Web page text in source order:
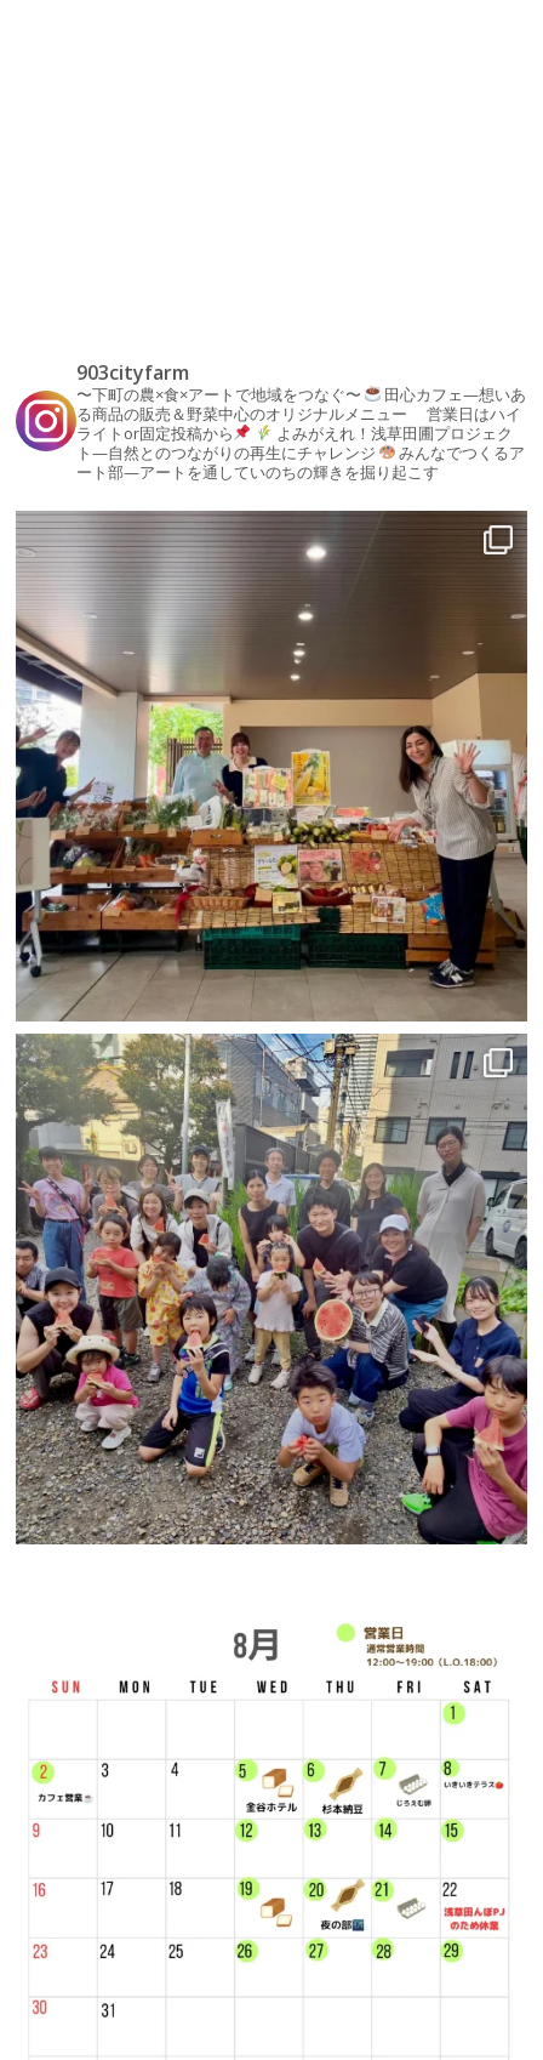
903cityfarm
〜下町の農×食×アートで地域をつなぐ〜
田心カフェ—想いあ
る商品の販売＆野菜中心のオリジナルメニュー 営業日はハイ
ライトor固定投稿から
よみがえれ！浅草田圃プロジェク
ト—自然とのつながりの再生にチャレンジ
みんなでつくるア
ート部—アートを通していのちの輝きを掘り起こす